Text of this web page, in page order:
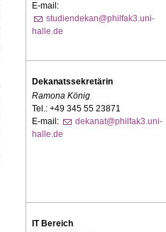
E-mail:
studiendekan@philfak3.uni-
halle.de
Dekanatssekretärin
Ramona König
Tel.: +49 345 55 23871
E-mail:
dekanat@philfak3.uni-
halle.de
IT Bereich